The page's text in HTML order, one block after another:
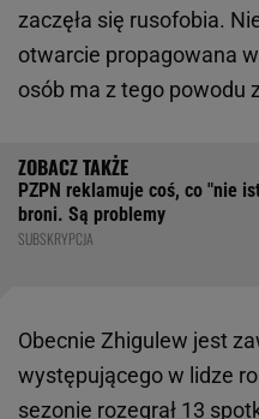
zaczęła się rusofobia.
otwarcie propagowana w
osób ma z tego powodu
PZPN reklamuje coś, co "nie
broni. Są problemy
SUBSKRYPCJA
Obecnie Zhigulew jest
występującego w lidze
sezonie rozegrał 13